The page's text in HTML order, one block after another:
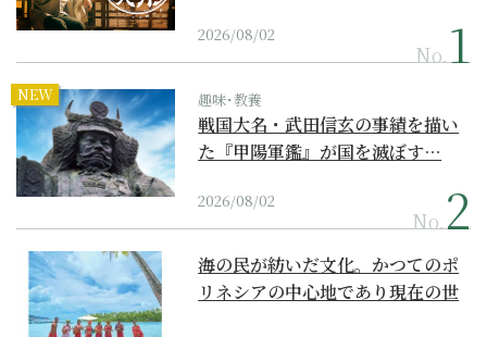
2026/08/02
No.
NEW 趣味･教養
戦国大名・武田信玄の事績を描い
た『甲陽軍鑑』が国を滅ぼす…
2026/08/02
No.
海の民が紡いだ文化。かつてのポ
リネシアの中心地であり現在の世